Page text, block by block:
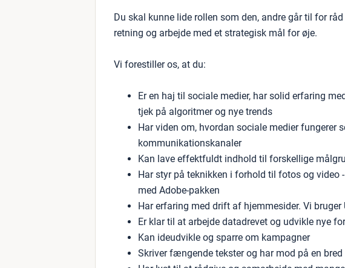
Du skal kunne lide rollen som den, andre går til for
retning og arbejde med et strategisk mål for øje.
Vi forestiller os, at du:
Er en haj til sociale medier, har solid erfaring
tjek på algoritmer og nye trends
Har viden om, hvordan sociale medier fungerer
kommunikationskanaler
Kan lave effektfuldt indhold til forskellige
Har styr på teknikken i forhold til fotos og video
med Adobe-pakken
Har erfaring med drift af hjemmesider. Vi bruger
Er klar til at arbejde datadrevet og udvikle nye
Kan ideudvikle og sparre om kampagner
Skriver fængende tekster og har mod på en